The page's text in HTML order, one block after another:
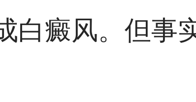
白癜风。但事